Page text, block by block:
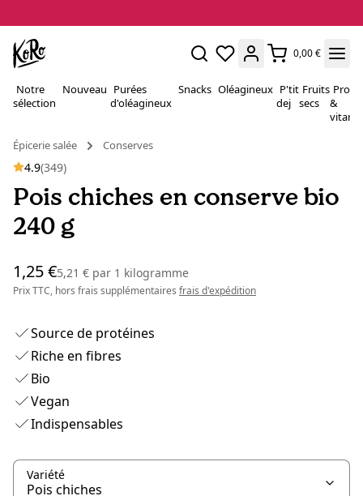
0,00 €
Notre
sélection
Nouveau Purées
d'oléagineux
Snacks Oléagineux P'tit
dej
Fruits
secs
&
Épicerie salée
Conserves
4.9(349)
Pois chiches en conserve bio
240 g
1,25 €5,21 € par 1 kilogramme
Prix TTC, hors frais supplémentaires frais d'expédition
Source de protéines
Riche en fibres
Bio
Vegan
Indispensables
Variété